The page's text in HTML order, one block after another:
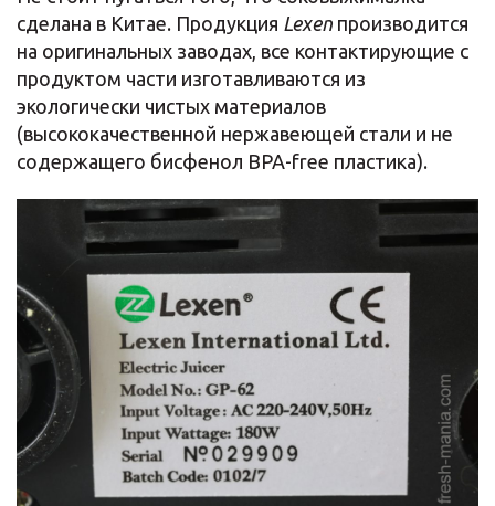
сделана в Китае. Продукция Lexen производится
на оригинальных заводах, все контактирующие с
продуктом части изготавливаются из
экологически чистых материалов
(высококачественной нержавеющей стали и не
содержащего бисфенол BPA-free пластика).